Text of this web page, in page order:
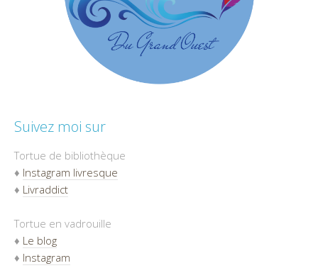
Suivez moi sur
Tortue de bibliothèque
♦ Instagram livresque
♦ Livraddict
Tortue en vadrouille
♦ Le blog
♦ Instagram